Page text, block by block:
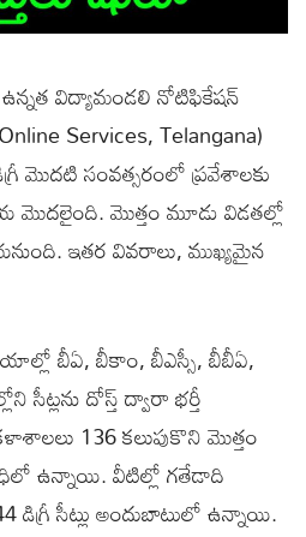
విద్యామండలి నోటిఫికేషన్
Services, Telangana)
మొదటి సంవత్సరంలో ప్రవేశాలకు
మొదలైంది. మొత్తం మూడు విడతల్లో
ఇతర వివరాలు, ముఖ్యమైన
బీఏ, బీకాం, బీఎస్సీ, బీబీఏ,
సీట్లను దోస్త్‌ ద్వారా భర్తీ
136 కలుపుకొని మొత్తం
ఉన్నాయి. వీటిల్లో గతేడాది
డిగ్రీ సీట్లు అందుబాటులో ఉన్నాయి.